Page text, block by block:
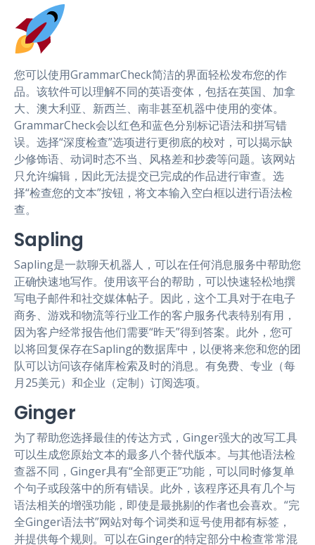
您可以使用GrammarCheck简洁的界面轻松发布您的作
品。该软件可以理解不同的英语变体，包括在英国、加拿
大、澳大利亚、新西兰、南非甚至机器中使用的变体。
GrammarCheck会以红色和蓝色分别标记语法和拼写错
误。选择“深度检查”选项进行更彻底的校对，可以揭示缺
少修饰语、动词时态不当、风格差和抄袭等问题。该网站
只允许编辑，因此无法提交已完成的作品进行审查。选
择“检查您的文本”按钮，将文本输入空白框以进行语法检
查。
Sapling
Sapling是一款聊天机器人，可以在任何消息服务中帮助您
正确快速地写作。使用该平台的帮助，可以快速轻松地撰
写电子邮件和社交媒体帖子。因此，这个工具对于在电子
商务、游戏和物流等行业工作的客户服务代表特别有用，
因为客户经常报告他们需要“昨天”得到答案。此外，您可
以将回复保存在Sapling的数据库中，以便将来您和您的团
队可以访问该存储库检索及时的消息。有免费、专业（每
月25美元）和企业（定制）订阅选项。
Ginger
为了帮助您选择最佳的传达方式，Ginger强大的改写工具
可以生成您原始文本的最多八个替代版本。与其他语法检
查器不同，Ginger具有“全部更正”功能，可以同时修复单
个句子或段落中的所有错误。此外，该程序还具有几个与
语法相关的增强功能，即使是最挑剔的作者也会喜欢。“完
全Ginger语法书”网站对每个词类和逗号使用都有标签，
并提供每个规则。可以在Ginger的特定部分中检查常常混